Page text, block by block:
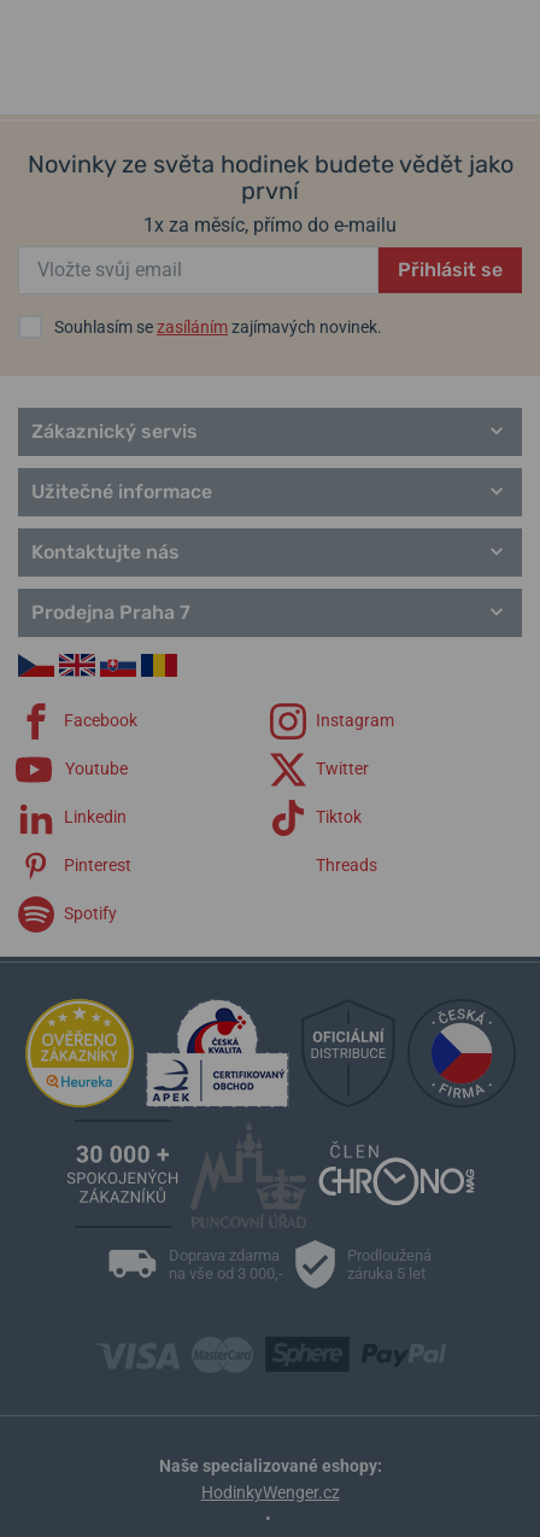
Novinky ze světa hodinek budete vědět jako
první
1x za měsíc, přímo do e-mailu
Přihlásit se
Souhlasím sezasílánímzajímavých novinek.
Zákaznický servis
Užitečné informace
Kontaktujte nás
Prodejna Praha 7
Facebook Instagram
Youtube Twitter
Linkedin Tiktok
Pinterest Threads
Spotify
Doprava zdarma
na vše od 3 000,-
Prodloužená
záruka 5 let
Naše specializované eshopy:
HodinkyWenger.cz
•